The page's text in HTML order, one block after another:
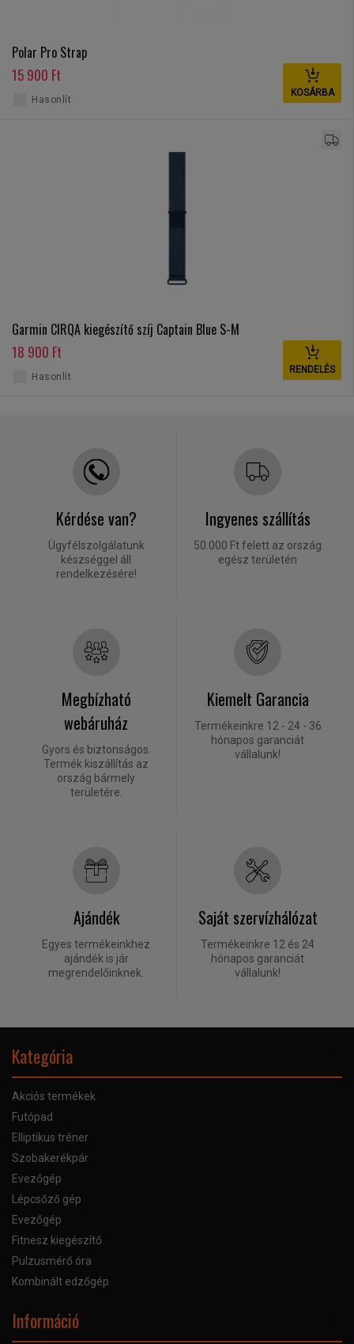
Polar Pro Strap
15 900 Ft
KOSÁRBA
Hasonlít
Garmin CIRQA kiegészítő szíj Captain Blue S-M
18 900 Ft
RENDELÉS
Hasonlít
Kérdése van?
Ügyfélszolgálatunk
készséggel áll
rendelkezésére!
Ingyenes szállítás
50.000 Ft felett az ország
egész területén
Megbízható
webáruház
Gyors és biztonságos.
Termék kiszállítás az
ország bármely
területére.
Kiemelt Garancia
Termékeinkre 12 - 24 - 36
hónapos garanciát
vállalunk!
Ajándék
Egyes termékeinkhez
ajándék is jár
megrendelőinknek.
Saját szervízhálózat
Termékeinkre 12 és 24
hónapos garanciát
vállalunk!
Kategória
Akciós termékek
Futópad
Elliptikus tréner
Szobakerékpár
Evezőgép
Lépcsőző gép
Evezőgép
Fitnesz kiegészítő
Pulzusmérő óra
Kombinált edzőgép
Információ